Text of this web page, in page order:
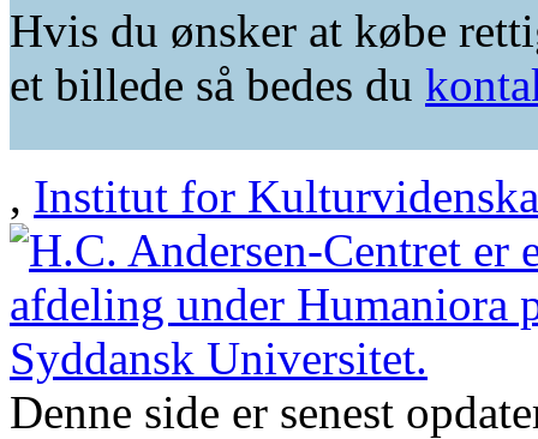
Hvis du ønsker at købe
et billede så bedes du
, Institut for
Denne side er senest